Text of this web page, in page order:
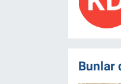
Bunlar